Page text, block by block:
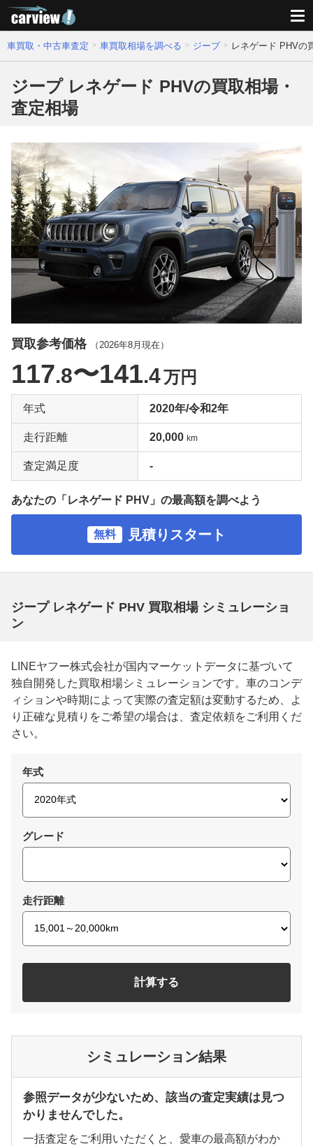
車買取・中古車査定 車買取相場を調べる ジープ レネゲード PHVの
ジープ レネゲード PHVの買取相場・
査定相場
買取参考価格 （ 2026年8月 現在）
117.8〜141.4万円
年式 2020年/令和2年
走行距離 20,000 km
査定満足度 -
あなたの「レネゲード PHV」の最高額を調べよう
無料 見積りスタート
ジープ レネゲード PHV 買取相場 シミュレーショ
ン
LINEヤフー株式会社が国内マーケットデータに基づいて
独自開発した買取相場シミュレーションです。車のコンデ
ィションや時期によって実際の査定額は変動するため、よ
り正確な見積りをご希望の場合は、査定依頼をご利用くだ
さい。
年式
グレード
走行距離
計算する
シミュレーション結果
参照データが少ないため、該当の査定実績は見つ
かりませんでした。
一括査定をご利用いただくと、愛車の最高額がわか